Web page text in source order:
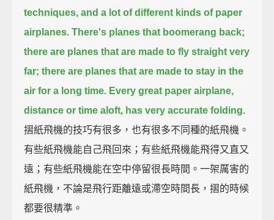
techniques, and a lot of different kinds of paper
airplanes. There's planes that boomerang back;
there are planes that are made to fly straight very
far; there are planes that are made to stay in the
air for a long time. Every great paper airplane,
distance or time aloft, has very accurate folding.
摺紙飛機的技巧有很多，也有很多不同種的紙飛機。
有些紙飛機能自己飛回來；有些紙飛機能飛得又直又
遠；有些紙飛機能在空中停留很長時間。一架厲害的
紙飛機，不論是飛行距離遠或滯空時間長，摺的時候
都要很精準。